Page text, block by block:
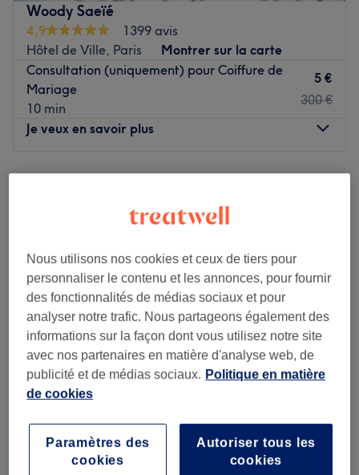
Woody Saeïé
4,9
1399 avis
Hôtel de Ville, Paris
Montrer sur la carte
Consultation (uniquement) pour Coiffure de
Mariage
10 min
5 €
300 €
Je veux en savoir plus
Lundi
Fermé
Vendredi
10:00
10:00
20:00
Dimanche
Woody Saeïé est un salon de coiffure idéalement situé au
D’origine thaïlandaise, Woody a construit une expertise
internationale entre Tokyo, Los Angeles et Bangkok. Il a
Formé aux techniques japonaises les plus exigeantes, il
68 avis
Rue Saint-Denis, Paris
Montrer sur la carte
Nous utilisons nos cookies et ceux de tiers pour
personnaliser le contenu et les annonces, pour fournir
des fonctionnalités de médias sociaux et pour
analyser notre trafic. Nous partageons également des
informations sur la façon dont vous utilisez notre site
avec nos partenaires en matière d'analyse web, de
publicité et de médias sociaux. Politique en matière
de cookies
Autoriser tous les
cookies
Paramètres des
cookies